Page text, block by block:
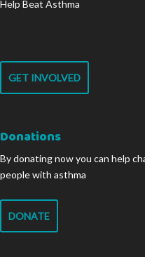
Help Beat Asthma
GET INVOLVED
Donations
By donating now you can help
people with asthma
DONATE